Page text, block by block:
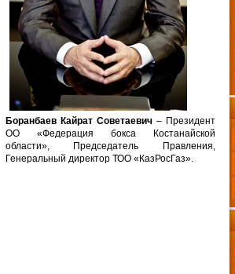
Боранбаев Кайрат Советаевич– Президент
ОО «Федерация бокса Костанайской
области», Председатель Правления,
Генеральный директор ТОО «КазРосГаз».